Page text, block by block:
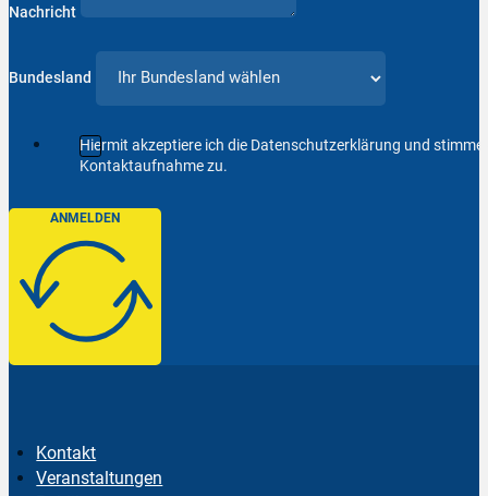
Nachricht
Bundesland
Hiermit akzeptiere ich die Datenschutzerklärung und
Kontaktaufnahme zu.
ANMELDEN
Kontakt
Veranstaltungen